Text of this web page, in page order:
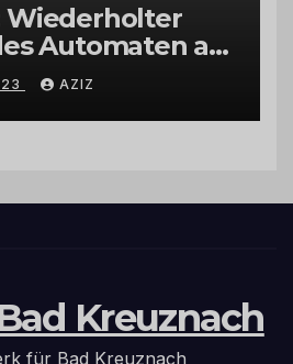
Wiederholter
Automaten am
in
Labachweg
AZIZ
Kreuznach
für Bad Kreuznach